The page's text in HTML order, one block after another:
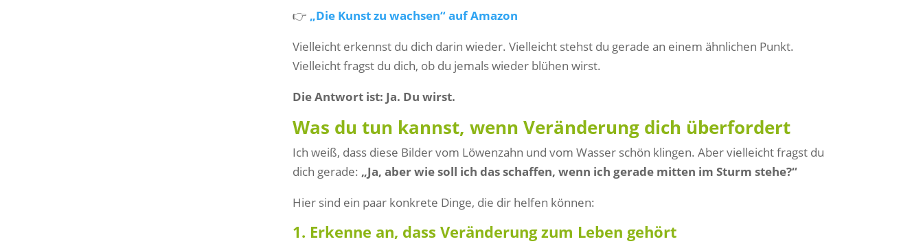
👉 „Die Kunst zu wachsen“ auf Amazon
Vielleicht erkennst du dich darin wieder. Vielleicht stehst du gerade an einem ähnlichen Punkt.
Vielleicht fragst du dich, ob du jemals wieder blühen wirst.
Die Antwort ist: Ja. Du wirst.
Was du tun kannst, wenn Veränderung dich überfordert
Ich weiß, dass diese Bilder vom Löwenzahn und vom Wasser schön klingen. Aber vielleicht fragst du
dich gerade: „Ja, aber wie soll ich das schaffen, wenn ich gerade mitten im Sturm stehe?“
Hier sind ein paar konkrete Dinge, die dir helfen können:
1. Erkenne an, dass Veränderung zum Leben gehört